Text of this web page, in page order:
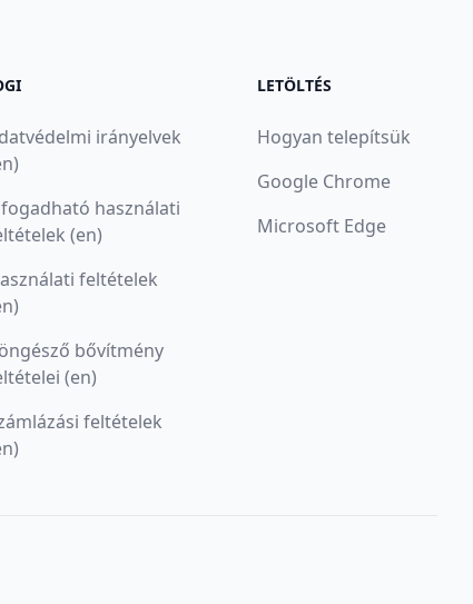
irányelvek
használati
(en)
feltételek
bővítmény
(en)
feltételek
LETÖLTÉS
Hogyan telepítsük
Google Chrome
Microsoft Edge